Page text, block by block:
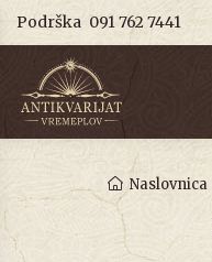
Podrška 091 762 7441
Naslovnica